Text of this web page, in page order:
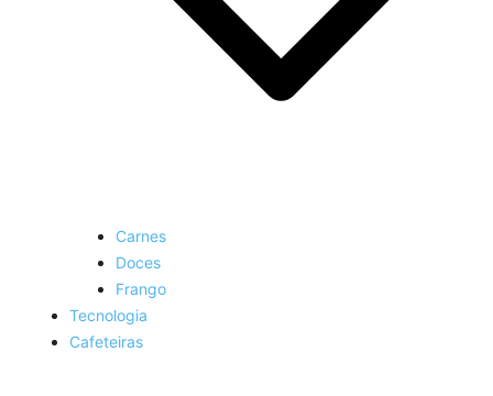
Carnes
Doces
Frango
Tecnologia
Cafeteiras